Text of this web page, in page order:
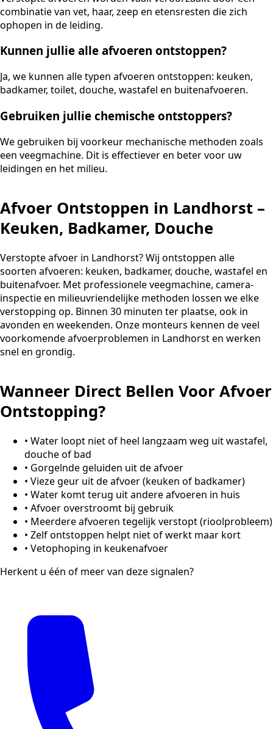
combinatie van vet, haar, zeep en etensresten die zich
ophopen in de leiding.
Kunnen jullie alle afvoeren ontstoppen?
Ja, we kunnen alle typen afvoeren ontstoppen: keuken,
badkamer, toilet, douche, wastafel en buitenafvoeren.
Gebruiken jullie chemische ontstoppers?
We gebruiken bij voorkeur mechanische methoden zoals
een veegmachine. Dit is effectiever en beter voor uw
leidingen en het milieu.
Afvoer Ontstoppen in Landhorst –
Keuken, Badkamer, Douche
Verstopte afvoer in Landhorst? Wij ontstoppen alle
soorten afvoeren: keuken, badkamer, douche, wastafel en
buitenafvoer. Met professionele veegmachine, camera-
inspectie en milieuvriendelijke methoden lossen we elke
verstopping op. Binnen 30 minuten ter plaatse, ook in
avonden en weekenden. Onze monteurs kennen de veel
voorkomende afvoerproblemen in Landhorst en werken
snel en grondig.
Wanneer Direct Bellen Voor Afvoer
Ontstopping?
• Water loopt niet of heel langzaam weg uit wastafel,
douche of bad
• Gorgelnde geluiden uit de afvoer
• Vieze geur uit de afvoer (keuken of badkamer)
• Water komt terug uit andere afvoeren in huis
• Afvoer overstroomt bij gebruik
• Meerdere afvoeren tegelijk verstopt (rioolprobleem)
• Zelf ontstoppen helpt niet of werkt maar kort
• Vetophoping in keukenafvoer
Herkent u één of meer van deze signalen?